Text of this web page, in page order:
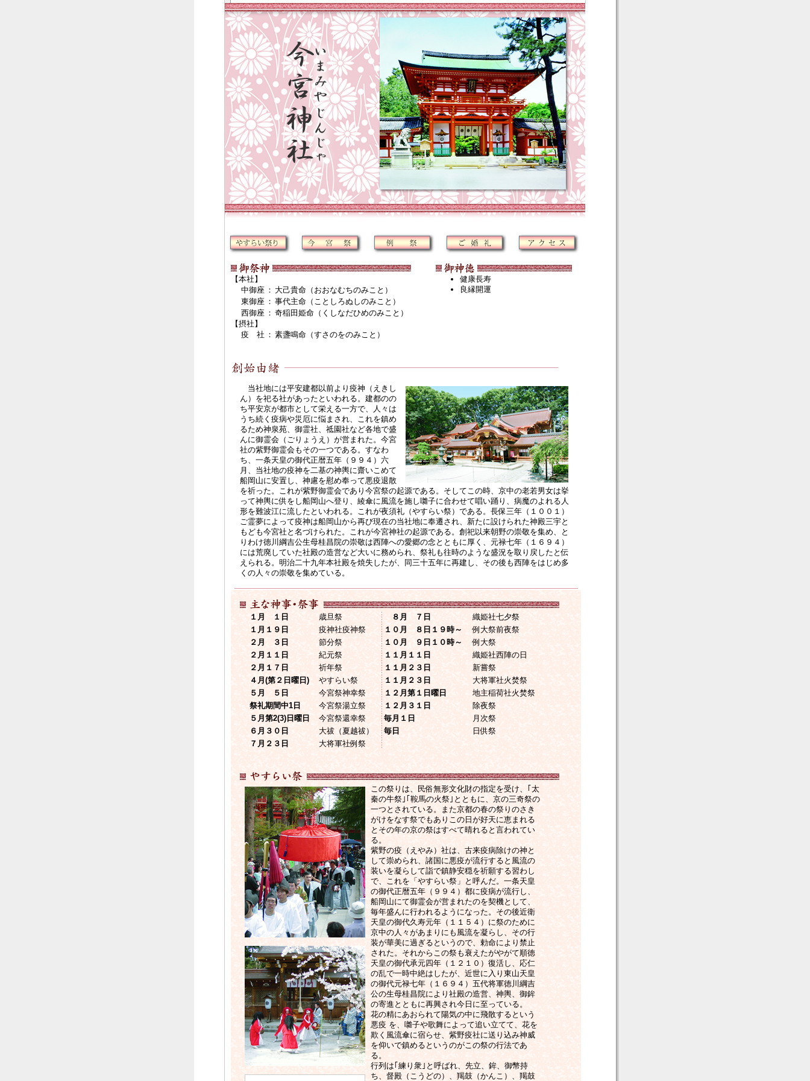
【本社】
中御座 ： 大己貴命（おおなむちのみこと）
東御座 ： 事代主命（ことしろぬしのみこと）
西御座 ： 奇稲田姫命（くしなだひめのみこと）
【摂社】
疫 社 ： 素盞鳴命（すさのをのみこと）
健康長寿
良縁開運
当社地には平安建都以前より疫神（えきし
ん）を祀る社があったといわれる。建都のの
ち平安京が都市として栄える一方で、人々は
うち続く疫病や災厄に悩まされ、これを鎮め
るため神泉苑、御霊社、祗園社など各地で盛
んに御霊会（ごりょうえ）が営まれた。今宮
社の紫野御霊会もその一つである。すなわ
ち、一条天皇の御代正暦五年（９９４）六
月、当社地の疫神を二基の神輿に齋いこめて
船岡山に安置し、神慮を慰め奉って悪疫退散
を祈った。これが紫野御霊会であり今宮祭の起源である。そしてこの時、京中の老若男女は挙
って神輿に供をし船岡山へ登り、綾傘に風流を施し囃子に合わせて唱い踊り、病魔のよれる人
形を難波江に流したといわれる。これが夜須礼（やすらい祭）である。長保三年（１００１）
ご霊夢によって疫神は船岡山から再び現在の当社地に奉遷され、新たに設けられた神殿三宇と
もども今宮社と名づけられた。これが今宮神社の起源である。創祀以来朝野の崇敬を集め、と
りわけ徳川綱吉公生母桂昌院の崇敬は西陣への愛郷の念とともに厚く、元禄七年（１６９４）
には荒廃していた社殿の造営など大いに務められ、祭礼も往時のような盛況を取り戻したと伝
えられる。明治二十九年本社殿を焼失したが、同三十五年に再建し、その後も西陣をはじめ多
くの人々の崇敬を集めている。
１月 １日 歳旦祭 ８月 ７日
織姫社七夕祭
１月１９日
疫神社疫神祭 １０月 ８日１９時～
例大祭前夜祭
２月 ３日
節分祭 １０月 ９日１０時～
例大祭
２月１１日
紀元祭 １１月１１日
織姫社西陣の日
２月１７日
祈年祭 １１月２３日
新嘗祭
４月(第２日曜日)
やすらい祭 １１月２３日
大将軍社火焚祭
５月 ５日
今宮祭神幸祭 １２月第１日曜日
地主稲荷社火焚祭
祭礼期間中1日
今宮祭湯立祭 １２月３１日
除夜祭
５月第2(3)日曜日
今宮祭還幸祭 毎月１日
月次祭
６月３０日
大祓（夏越祓） 毎日
日供祭
７月２３日
大将軍社例祭
この祭りは、民俗無形文化財の指定を受け、｢太
秦の牛祭｣｢鞍馬の火祭｣とともに、京の三奇祭の
一つとされている。また京都の春の祭りのさき
がけをなす祭でもありこの日が好天に恵まれる
とその年の京の祭はすべて晴れると言われてい
る。
紫野の疫（えやみ）社は、古来疫病除けの神と
して崇められ、諸国に悪疫が流行すると風流の
装いを凝らして詣で鎮静安穏を祈願する習わし
で、これを「やすらい祭」と呼んだ。一条天皇
の御代正暦五年（９９４）都に疫病が流行し、
船岡山にて御霊会が営まれたのを契機として、
毎年盛んに行われるようになった。その後近衛
天皇の御代久寿元年（１１５４）に祭のために
京中の人々があまりにも風流を凝らし、その行
装が華美に過ぎるというので、勅命により禁止
された。それからこの祭も衰えたがやがて順徳
天皇の御代承元四年（１２１０）復活し、応仁
の乱で一時中絶はしたが、近世に入り東山天皇
の御代元禄七年（１６９４）五代将軍徳川綱吉
公の生母桂昌院により社殿の造営、神輿、御鉾
の寄進とともに再興され今日に至っている。
花の精にあおられて陽気の中に飛散するという
悪疫 を、囃子や歌舞によって追い立てて、花を
欺く風流傘に宿らせ、紫野疫社に送り込み神威
を仰いで鎮めるというのがこの祭の行法であ
る。
行列は｢練り衆｣と呼ばれ、先立、鉾、御幣持
ち、督殿（こうどの）、羯鼓（かんこ）、羯鼓